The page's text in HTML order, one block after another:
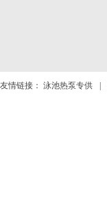
友情链接： 泳池热泵专供